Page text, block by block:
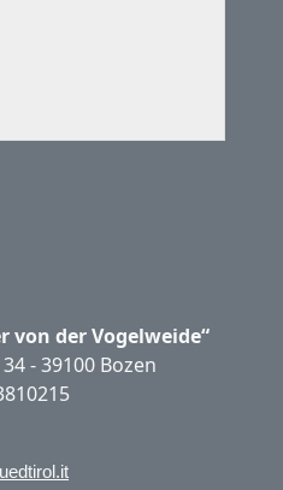
von der Vogelweide“
- 39100 Bozen